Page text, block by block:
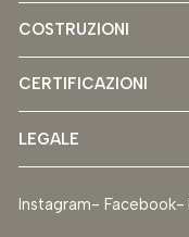
COSTRUZIONI
CERTIFICAZIONI
LEGALE
Instagram Facebook